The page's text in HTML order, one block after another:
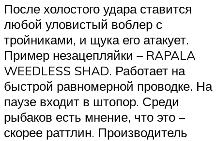
После холостого удара ставится
любой уловистый воблер с
тройниками, и щука его атакует.
Пример незацепляйки – RAPALA
WEEDLESS SHAD. Работает на
быстрой равномерной проводке. На
паузе входит в штопор. Среди
рыбаков есть мнение, что это –
скорее раттлин. Производитель